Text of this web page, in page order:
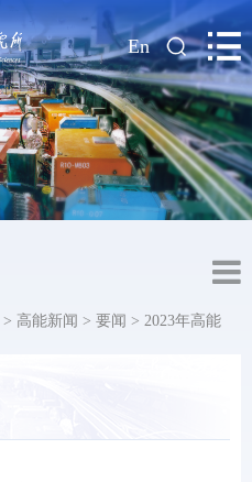
| En
> 高能新闻 > 要闻 > 2023年高能